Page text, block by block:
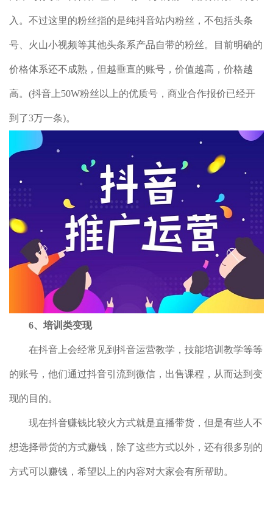
入。不过这里的粉丝指的是纯抖音站内粉丝，不包括头条
号、火山小视频等其他头条系产品自带的粉丝。目前明确的
价格体系还不成熟，但越垂直的账号，价值越高，价格越
高。(抖音上50W粉丝以上的优质号，商业合作报价已经开
到了3万一条)。
6、培训类变现
在抖音上会经常见到抖音运营教学，技能培训教学等等
的账号，他们通过抖音引流到微信，出售课程，从而达到变
现的目的。
现在抖音赚钱比较火方式就是直播带货，但是有些人不
想选择带货的方式赚钱，除了这些方式以外，还有很多别的
方式可以赚钱，希望以上的内容对大家会有所帮助。